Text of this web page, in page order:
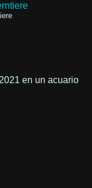
en un acuario